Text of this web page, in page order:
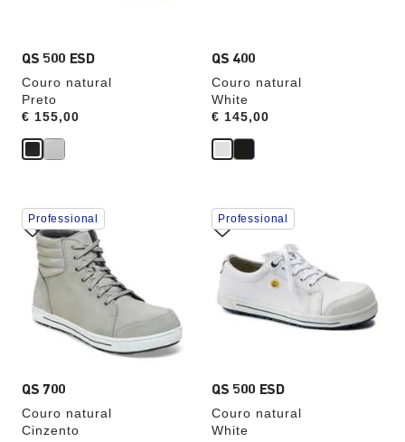
QS 500 ESD
Couro natural
Preto
Price:
€ 155,00
produto
QS 400
Couro natural
White
Price:
€ 145,00
produto
QS 700
Couro natural
Cinzento
A
interação
com
cores
das
amostras
atualizará
produto
Professional
QS 500 ESD
Couro natural
White
A
interação
com
cores
das
amostras
atualizará
produto
Professional